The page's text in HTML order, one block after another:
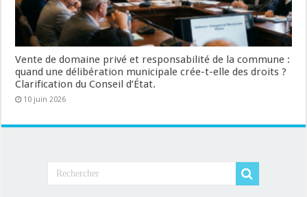
Vente de domaine privé et responsabilité de la commune :
quand une délibération municipale crée-t-elle des droits ?
Clarification du Conseil d’État.
10 juin 2026